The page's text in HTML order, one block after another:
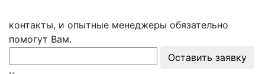
контакты, и опытные менеджеры обязательно
помогут Вам.
Оставить заявку